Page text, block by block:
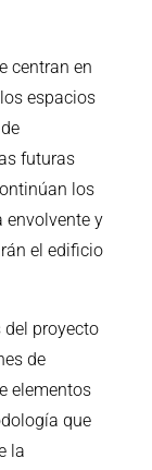
centran en
espacios
futuras
los
envolvente y
el edificio
proyecto
de
elementos
que
la